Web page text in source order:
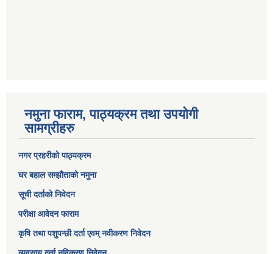
नमुना फाराम, पाठ्यक्रम तथा उपयोगी
सामग्रीहरु
नगर प्रहरीको पाठ्यक्रम
घर बहाल सम्झौताको नमुना
सूची दर्ताको निवेदन
परीक्षा आवेदन फाराम
कृषि तथा पशुपन्छी दर्ता एवम् नवीकरण निवेदन